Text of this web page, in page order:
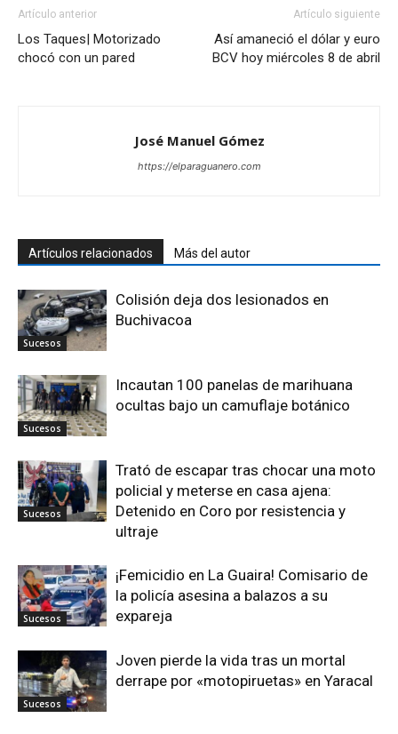
Artículo anterior
Los Taques| Motorizado
chocó con un pared
Artículo siguiente
Así amaneció el dólar y euro
BCV hoy miércoles 8 de abril
José Manuel Gómez
https://elparaguanero.com
Artículos relacionados Más del autor
Sucesos
Colisión deja dos lesionados en
Buchivacoa
Sucesos
Incautan 100 panelas de marihuana
ocultas bajo un camuflaje botánico
Sucesos
Trató de escapar tras chocar una moto
policial y meterse en casa ajena:
Detenido en Coro por resistencia y
ultraje
Sucesos
¡Femicidio en La Guaira! Comisario de
la policía asesina a balazos a su
expareja
Sucesos
Joven pierde la vida tras un mortal
derrape por «motopiruetas» en Yaracal